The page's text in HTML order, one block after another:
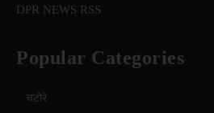
DPR NEWS RSS
Popular Categories
चटोरे